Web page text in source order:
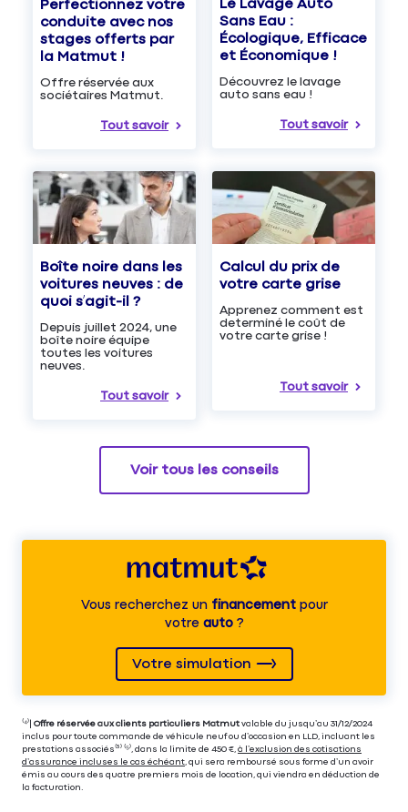
Perfectionnez votre
conduite avec nos
stages offerts par
la Matmut !
Offre réservée aux
sociétaires Matmut.
Tout savoir
Le Lavage Auto
Sans Eau :
Écologique, Efficace
et Économique !
Découvrez le lavage
auto sans eau !
Tout savoir
Boîte noire dans les
voitures neuves : de
quoi s’agit-il ?
Depuis juillet 2024, une
boîte noire équipe
toutes les voitures
neuves.
Tout savoir
Calcul du prix de
votre carte grise
Apprenez comment est
determiné le coût de
votre carte grise !
Tout savoir
Voir tous les conseils
Vous recherchez unfinancementpour
votre auto?
Votre simulation
⁽⁴⁾| Offre réservée aux clients particuliers Matmut valable du jusqu’au 31/12/2024
inclus pour toute commande de véhicule neuf ou d’occasion en LLD, incluant les
prestations associés⁽³⁾ ⁽⁵⁾, dans la limite de 450 €, à l’exclusion des cotisations
d’assurance incluses le cas échéant, qui sera remboursé sous forme d’un avoir
émis au cours des quatre premiers mois de location, qui viendra en déduction de
la facturation.